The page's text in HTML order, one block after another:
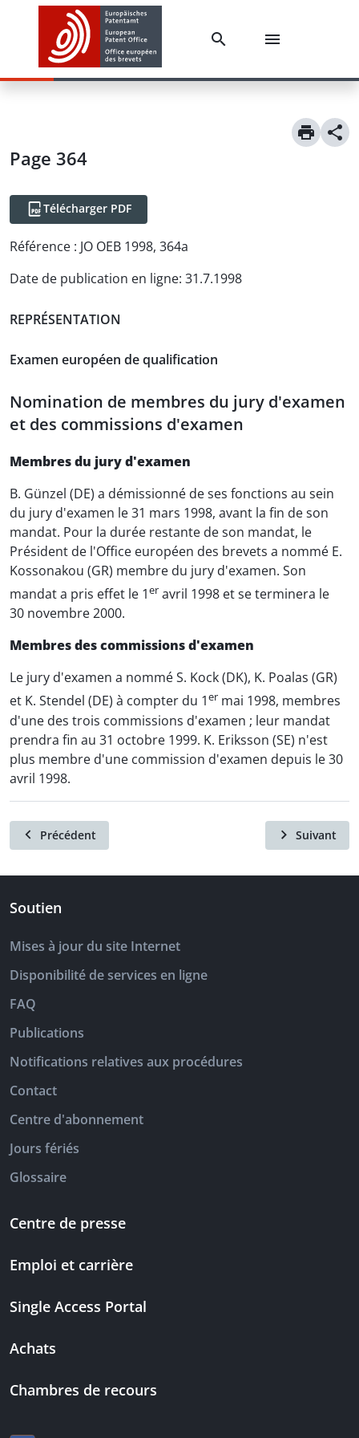
Page 364
Télécharger PDF
Référence : JO OEB 1998, 364a
Date de publication en ligne: 31.7.1998
REPRÉSENTATION
Examen européen de qualification
Nomination de membres du jury d'examen
et des commissions d'examen
Membres du jury d'examen
B. Günzel (DE) a démissionné de ses fonctions au sein
du jury d'examen le 31 mars 1998, avant la fin de son
mandat. Pour la durée restante de son mandat, le
Président de l'Office européen des brevets a nommé E.
Kossonakou (GR) membre du jury d'examen. Son
mandat a pris effet le 1er avril 1998 et se terminera le
30 novembre 2000.
Membres des commissions d'examen
Le jury d'examen a nommé S. Kock (DK), K. Poalas (GR)
et K. Stendel (DE) à compter du 1er mai 1998, membres
d'une des trois commissions d'examen ; leur mandat
prendra fin au 31 octobre 1999. K. Eriksson (SE) n'est
plus membre d'une commission d'examen depuis le 30
avril 1998.
Précédent Suivant
Soutien
Mises à jour du site Internet
Disponibilité de services en ligne
FAQ
Publications
Notifications relatives aux procédures
Contact
Centre d'abonnement
Jours fériés
Glossaire
Centre de presse
Emploi et carrière
Single Access Portal
Achats
Chambres de recours